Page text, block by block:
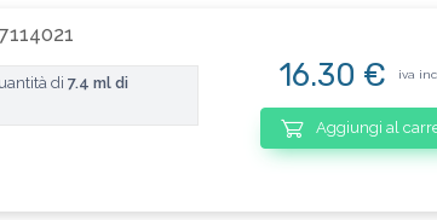
di 7.4 ml di
16.30 € iva
Aggiungi al